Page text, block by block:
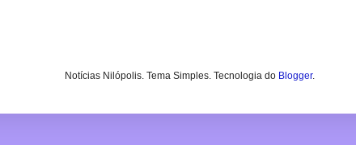
Notícias Nilópolis. Tema Simples. Tecnologia do Blogger.